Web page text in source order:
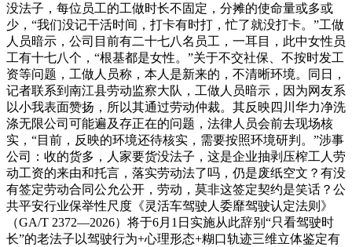
没法子，每位员工的工做时长不固定，分摊的使命量或多或
少，“我们没记干活时间，打卡有时打，忙了就没打卡。”工做
人员暗示，公司目前有二十七八名员工，一耳目，此中女性员
工有十七八个，“根基都是女性。”关于不交社保、不按时发工
资等问题，工做人员称，本人是新来的，不清晰环境。同日，
记者联系到南江县劳动监察大队，工做人员暗示，因为网友系
以小我表面赞扬，所以其通过劳动仲裁。其反映四川华力净洗
涤无限公司可能遍及存正在的问题，法律人员会前去现场核
实，“目前，反映的环境还待核实，需要按照环境研判。”涉事
公司：收的货多，人家要货没法子，这是企业抽剥压榨工人劳
动工资的来由和托言，落实劳动法了吗，仍是废纸空文？有没
有签定劳动合同公允公开，劳动，莫非这签定契约是笑话？公
共平安行业保举性尺度《灵活车驾驶人委靡驾驶认定法则》
（GA/T 2372—2026）将于6月1日实施从此辞别“只看驾驶时
长”的老法子以驾驶行为+心理形态+糊口轨迹三维立体鉴定有